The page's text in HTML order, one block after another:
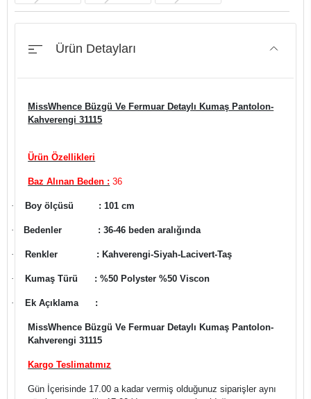
Ürün Detayları
MissWhence Büzgü Ve Fermuar Detaylı Kumaş Pantolon-
Kahverengi 31115
Ürün Özellikleri
Baz Alınan Beden : 36
· Boy ölçüsü : 101 cm
· Bedenler : 36-46 beden aralığında
· Renkler : Kahverengi-Siyah-Lacivert-Taş
· Kumaş Türü : %50 Polyster %50 Viscon
· Ek Açıklama :
MissWhence Büzgü Ve Fermuar Detaylı Kumaş Pantolon-
Kahverengi 31115
Kargo Teslimatımız
Gün İçerisinde 17.00 a kadar vermiş olduğunuz siparişler aynı